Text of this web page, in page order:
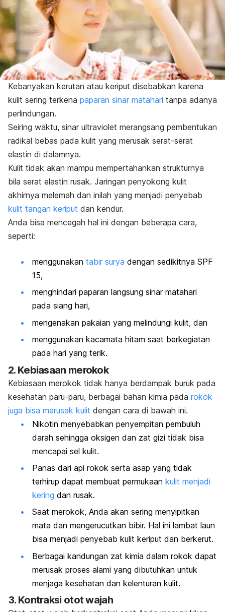
Kebanyakan kerutan atau keriput disebabkan karena
kulit sering terkena paparan sinar matahari tanpa adanya
perlindungan.
Seiring waktu, sinar ultraviolet merangsang pembentukan
radikal bebas pada kulit yang merusak serat-serat
elastin di dalamnya.
Kulit tidak akan mampu mempertahankan strukturnya
bila serat elastin rusak. Jaringan penyokong kulit
akhirnya melemah dan inilah yang menjadi penyebab
kulit tangan keriput dan kendur.
Anda bisa mencegah hal ini dengan beberapa cara,
seperti:
menggunakan tabir surya dengan sedikitnya SPF
15,
menghindari paparan langsung sinar matahari
pada siang hari,
mengenakan pakaian yang melindungi kulit, dan
menggunakan kacamata hitam saat berkegiatan
pada hari yang terik.
2. Kebiasaan merokok
Kebiasaan merokok tidak hanya berdampak buruk pada
kesehatan paru-paru, berbagai bahan kimia pada rokok
juga bisa merusak kulit dengan cara di bawah ini.
Nikotin menyebabkan penyempitan pembuluh
darah sehingga oksigen dan zat gizi tidak bisa
mencapai sel kulit.
Panas dari api rokok serta asap yang tidak
terhirup dapat membuat permukaan kulit menjadi
kering dan rusak.
Saat merokok, Anda akan sering menyipitkan
mata dan mengerucutkan bibir. Hal ini lambat laun
bisa menjadi penyebab kulit keriput dan berkerut.
Berbagai kandungan zat kimia dalam rokok dapat
merusak proses alami yang dibutuhkan untuk
menjaga kesehatan dan kelenturan kulit.
3. Kontraksi otot wajah